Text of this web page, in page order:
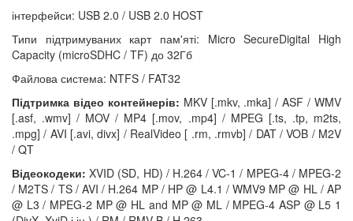
інтерфейси: USB 2.0 / USB 2.0 HOST
Типи підтримуваних карт пам'яті: Micro SecureDigital High
Capacity (microSDHC / TF) до 32Гб
Файлова система: NTFS / FAT32
Підтримка відео контейнерів: MKV [.mkv, .mka] / ASF / WMV
[.asf, .wmv] / MOV / MP4 [.mov, .mp4] / MPEG [.ts, .tp, m2ts,
.mpg] / AVI [.avi, divx] / RealVideo [ .rm, .rmvb] / DAT / VOB / M2V
/ QT
Відеокодеки:XVID (SD, HD) / H.264 / VC-1 / MPEG-4 / MPEG-2
/ M2TS / TS / AVI / H.264 MP / HP @ L4.1 / WMV9 MP @ HL / AP
@ L3 / MPEG-2 MP @ HL and MP @ ML / MPEG-4 ASP @ L5 1